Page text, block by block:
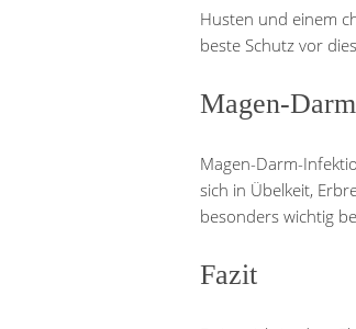
Husten und einem
beste Schutz vor
Magen-
Magen-Darm-
sich in Übelkeit,
besonders wichtig
Fazit